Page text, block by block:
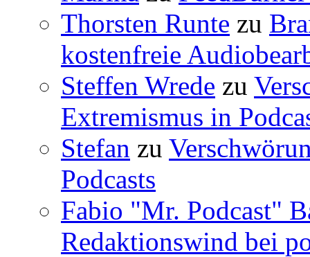
Thorsten Runte zu
kostenfreie
Steffen Wrede zu
Extremismus in
Stefan zu
Podcasts
Fabio "Mr. Podcast"
Redaktionswind bei